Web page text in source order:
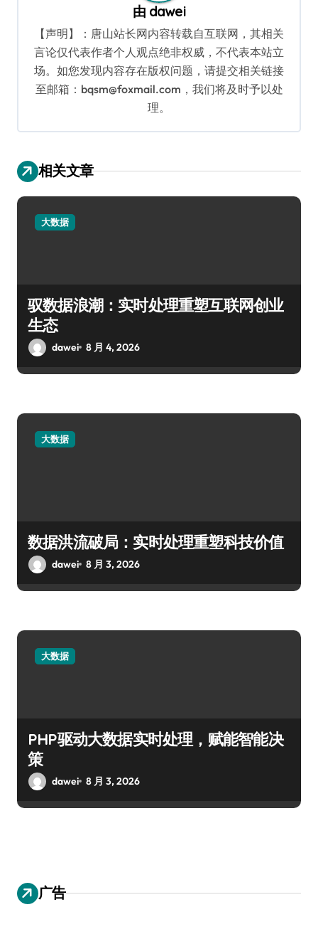
由 dawei
【声明】：唐山站长网内容转载自互联网，其相关
言论仅代表作者个人观点绝非权威，不代表本站立
场。如您发现内容存在版权问题，请提交相关链接
至邮箱：bqsm@foxmail.com，我们将及时予以处
理。
相关文章
大数据
驭数据浪潮：实时处理重塑互联网创业
生态
dawei 8 月 4, 2026
大数据
数据洪流破局：实时处理重塑科技价值
dawei 8 月 3, 2026
大数据
PHP驱动大数据实时处理，赋能智能决
策
dawei 8 月 3, 2026
广告